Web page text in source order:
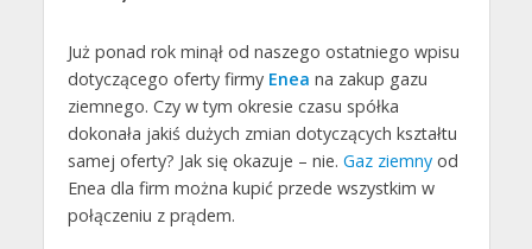
Już ponad rok minął od naszego ostatniego wpisu
dotyczącego oferty firmy Enea na zakup gazu
ziemnego. Czy w tym okresie czasu spółka
dokonała jakiś dużych zmian dotyczących kształtu
samej oferty? Jak się okazuje – nie. Gaz ziemnyod
Enea dla firm można kupić przede wszystkim w
połączeniu z prądem.